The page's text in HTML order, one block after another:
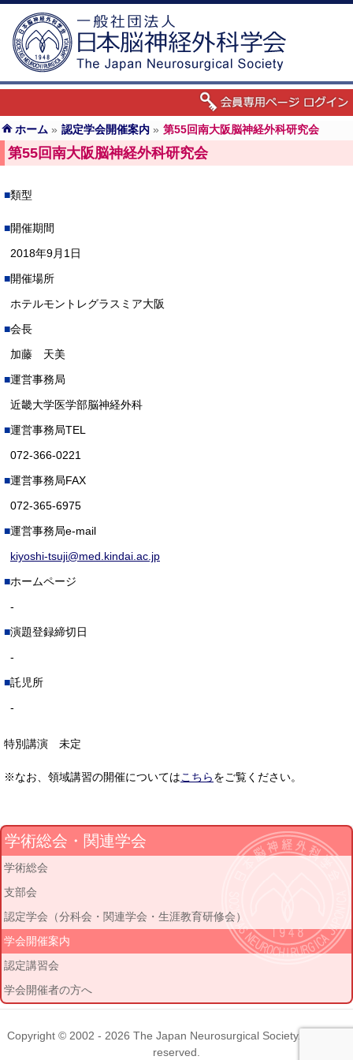
ホーム » 認定学会開催案内 » 第55回南大阪脳神経外科研究会
第55回南大阪脳神経外科研究会
類型
開催期間
2018年9月1日
開催場所
ホテルモントレグラスミア大阪
会長
加藤 天美
運営事務局
近畿大学医学部脳神経外科
運営事務局TEL
072-366-0221
運営事務局FAX
072-365-6975
運営事務局e-mail
kiyoshi-tsuji@med.kindai.ac.jp
ホームページ
-
演題登録締切日
-
託児所
-
特別講演 未定
※なお、領域講習の開催についてはこちらをご覧ください。
学術総会・関連学会
学術総会
支部会
認定学会（分科会・関連学会・生涯教育研修会）
学会開催案内
認定講習会
学会開催者の方へ
Copyright © 2002 - 2026 The Japan Neurosurgical Society. All rights
reserved.